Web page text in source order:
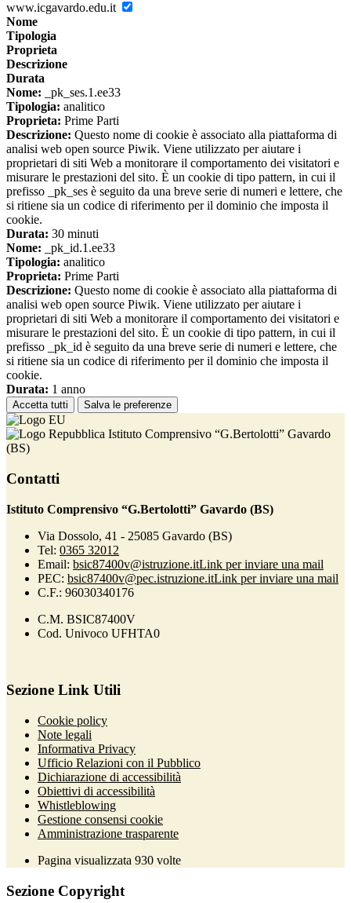
www.icgavardo.edu.it
Nome
Tipologia
Proprieta
Descrizione
Durata
Nome: _pk_ses.1.ee33
Tipologia: analitico
Proprieta: Prime Parti
Descrizione: Questo nome di cookie è associato alla piattaforma di
analisi web open source Piwik. Viene utilizzato per aiutare i
proprietari di siti Web a monitorare il comportamento dei visitatori e
misurare le prestazioni del sito. È un cookie di tipo pattern, in cui il
prefisso _pk_ses è seguito da una breve serie di numeri e lettere, che
si ritiene sia un codice di riferimento per il dominio che imposta il
cookie.
Durata: 30 minuti
Nome: _pk_id.1.ee33
Tipologia: analitico
Proprieta: Prime Parti
Descrizione: Questo nome di cookie è associato alla piattaforma di
analisi web open source Piwik. Viene utilizzato per aiutare i
proprietari di siti Web a monitorare il comportamento dei visitatori e
misurare le prestazioni del sito. È un cookie di tipo pattern, in cui il
prefisso _pk_id è seguito da una breve serie di numeri e lettere, che
si ritiene sia un codice di riferimento per il dominio che imposta il
cookie.
Durata: 1 anno
Accetta tutti Salva le preferenze
Istituto Comprensivo “G.Bertolotti” Gavardo
(BS)
Contatti
Istituto Comprensivo “G.Bertolotti” Gavardo (BS)
Via Dossolo, 41 - 25085 Gavardo (BS)
Tel: 0365 32012
Email: bsic87400v@istruzione.itLink per inviare una mail
PEC: bsic87400v@pec.istruzione.itLink per inviare una mail
C.F.: 96030340176
C.M. BSIC87400V
Cod. Univoco UFHTA0
Sezione Link Utili
Cookie policy
Note legali
Informativa Privacy
Ufficio Relazioni con il Pubblico
Dichiarazione di accessibilità
Obiettivi di accessibilità
Whistleblowing
Gestione consensi cookie
Amministrazione trasparente
Pagina visualizzata 930 volte
Sezione Copyright